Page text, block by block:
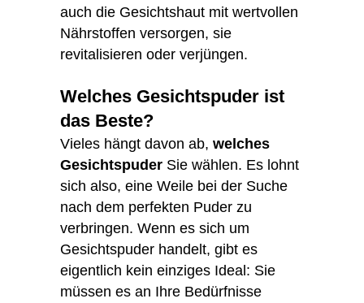
auch die Gesichtshaut mit wertvollen
Nährstoffen versorgen, sie
revitalisieren oder verjüngen.
Welches Gesichtspuder ist
das Beste?
Vieles hängt davon ab, welches
Gesichtspuder Sie wählen. Es lohnt
sich also, eine Weile bei der Suche
nach dem perfekten Puder zu
verbringen. Wenn es sich um
Gesichtspuder handelt, gibt es
eigentlich kein einziges Ideal: Sie
müssen es an Ihre Bedürfnisse